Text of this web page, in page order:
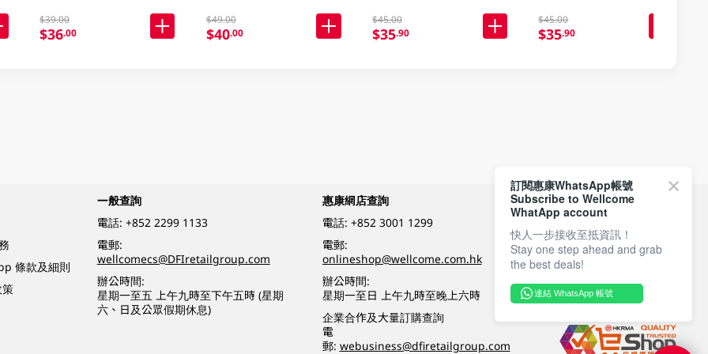
$39.00
$36.00
$49.00
$40.00
$45.00
$35.90
$45.00
$35.90
條款及細則
一般查詢
電話: +852 2299 1133
電郵:
wellcomecs@DFIretailgroup.com
辦公時間:
星期一至五 上午九時至下午五時 (星期
六、日及公眾假期休息)
惠康網店查詢
電話: +852 3001 1299
電郵:
onlineshop@wellcome.com.hk
辦公時間:
星期一至日 上午九時至晚上六時
企業合作及大量訂購查詢
電
郵: webusiness@dfiretailgroup.com
付款方式
關注我們
訂閱惠康WhatsApp帳號
Subscribe to Wellcome
WhatApp account
快人一步接收至抵資訊！
Stay one step ahead and grab
the best deals!
連結 WhatsApp 帳號